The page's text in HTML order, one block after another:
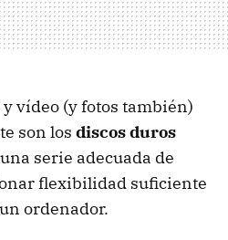
vídeo (y fotos también)
son los discos duros
serie adecuada de
flexibilidad suficiente
ordenador.